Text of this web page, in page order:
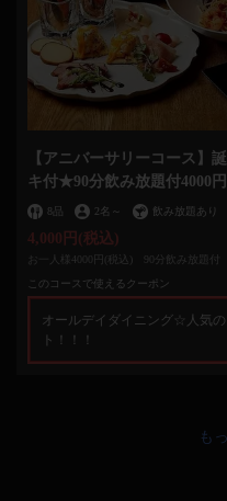
【アニバーサリーコース】
キ付★90分飲み放題付4000
8品 2名 ～ 飲み放題あり
4,000円 (税込)
お一人様4000円(税込) 90分飲み放題付
このコースで使えるクーポン
オールデイダイニング☆人気
ト！！！
も